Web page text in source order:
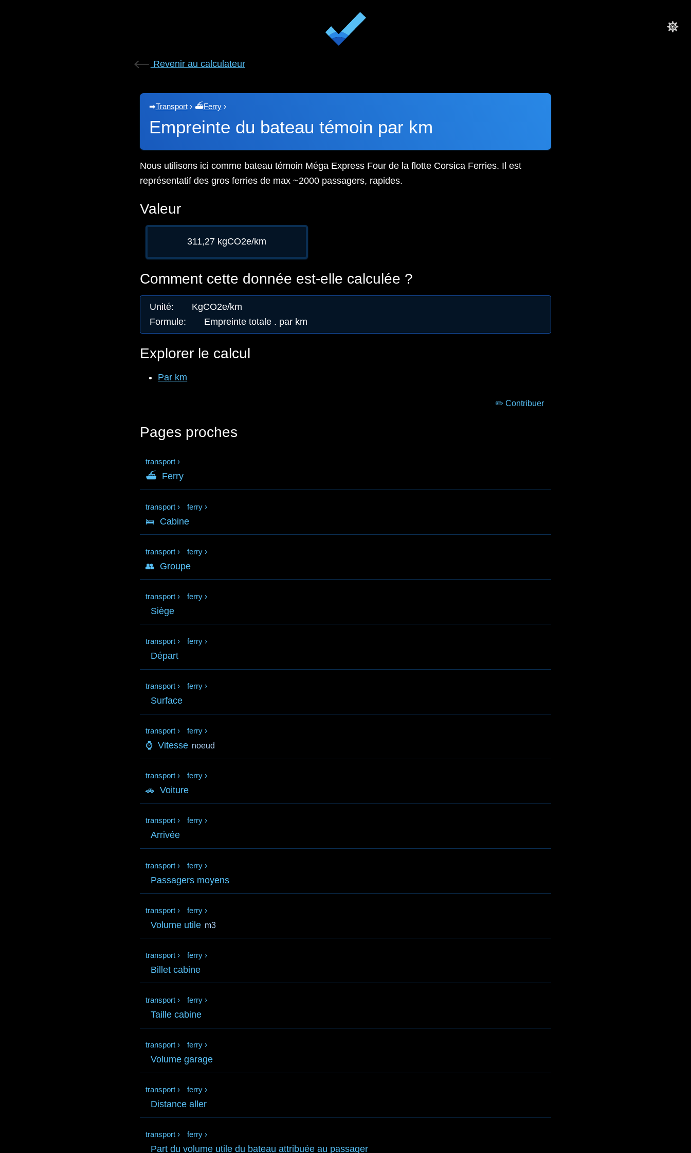
Revenir au calculateur
➡Transport› ⛴Ferry›
Empreinte du bateau témoin par km
Nous utilisons ici comme bateau témoin Méga Express Four de la flotte Corsica Ferries. Il est
représentatif des gros ferries de max ~2000 passagers, rapides.
Valeur
311,27 kgCO2e/km
Comment cette donnée est-elle calculée ?
Unité:
KgCO2e/km
Formule: Empreinte totale . par km
Explorer le calcul
Par km
✏️ Contribuer
Pages proches
transport ›
⛴ Ferry
transport › ferry ›
🛌 Cabine
transport › ferry ›
👥 Groupe
transport › ferry ›
Siège
transport › ferry ›
Départ
transport › ferry ›
Surface
transport › ferry ›
⌚ Vitesse noeud
transport › ferry ›
🚗 Voiture
transport › ferry ›
Arrivée
transport › ferry ›
Passagers moyens
transport › ferry ›
Volume utile m3
transport › ferry ›
Billet cabine
transport › ferry ›
Taille cabine
transport › ferry ›
Volume garage
transport › ferry ›
Distance aller
transport › ferry ›
Part du volume utile du bateau attribuée au passager